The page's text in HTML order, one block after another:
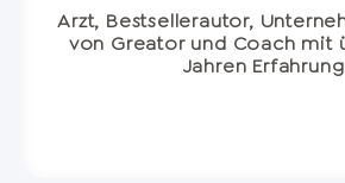
Arzt, Bestsellerautor,
von Greator und Coach mit
Jahren